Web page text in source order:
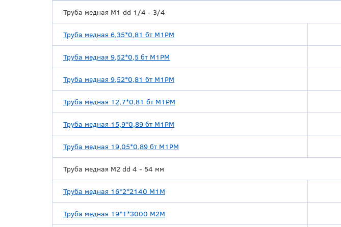
Труба медная М1 dd 1/4 - 3/4
Труба медная 6,35*0,81 бт М1РМ
Труба медная 9,52*0,5 бт М1РМ
Труба медная 9,52*0,81 бт М1РМ
Труба медная 12,7*0,81 бт М1РМ
Труба медная 15,9*0,89 бт М1РМ
Труба медная 19,05*0,89 бт М1РМ
Труба медная М2 dd 4 - 54 мм
Труба медная 16*2*2140 М1М
Труба медная 19*1*3000 М2М